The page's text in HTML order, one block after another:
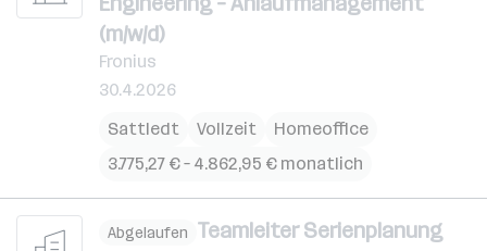
(m/w/d)
Fronius
30.4.2026
Sattledt
Vollzeit
Homeoffice
3.775,27 € – 4.862,95 € monatlich
Abgelaufen Teamleiter Serienplanung